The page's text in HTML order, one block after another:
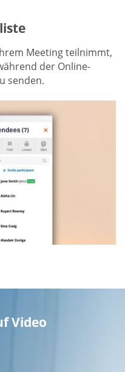
Meeting teilnimmt,
der Online-
senden.
Video